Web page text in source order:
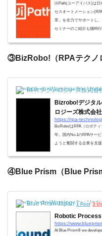
UiPath(ユーアイパス)は日
セスオートメーション
革」を全力でサポートし
セミナーのご紹介も随時行
③BizRobo!（RPAテクノ
RPA テクノロジーズ株式会
Bizrobo!デジタ
ロジーズ株式会
https://rpa-
BizRobo!はRPA（ロボテ
年。国内No.1のRPAサー
ようと奮闘する企業を支援
④Blue Prism（Blue Prism
Blue Prism Japan 1 Post 3
Robotic
https://
At Blue Prism® we